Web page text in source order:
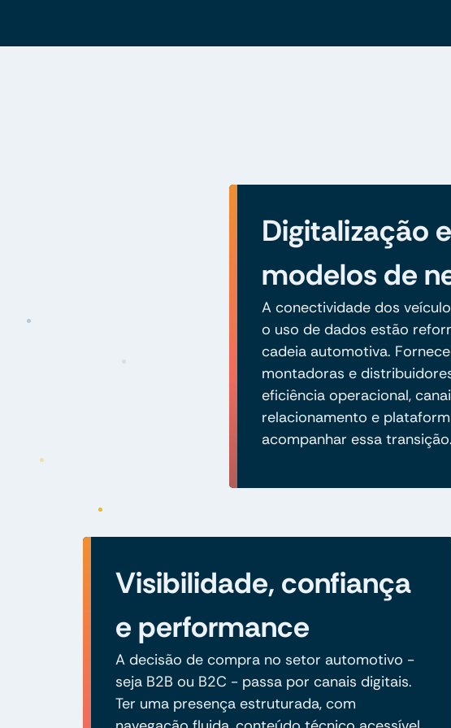
Digitalização
modelos de
A conectividade dos
o uso de dados estão
cadeia automotiva.
montadoras e
eficiência operacional,
relacionamento e
acompanhar essa transição.
Visibilidade, confiança
e performance
A decisão de compra no setor automotivo -
seja B2B ou B2C - passa por canais digitais.
Ter uma presença estruturada, com